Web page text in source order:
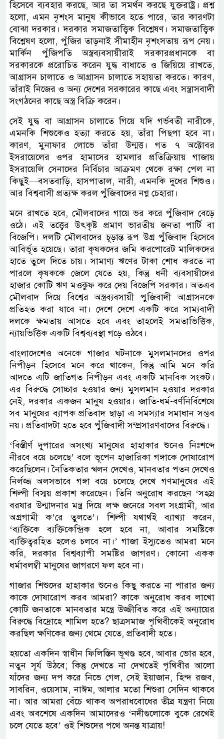
হিসেবে ব্যবহার করছে, আর তা সমর্থন করছে যুক্তরাষ্ট্র। প্রশ্ন
হলো, এমন নৃশংস মানুষ কীভাবে হতে পারে, তার কারণটা
বোঝা দরকার। দরকার সমাজতাত্ত্বিক বিশ্লেষণ। সমাজতাত্ত্বিক
বিশ্লেষণ হলো, পুঁজির তাড়নাই সীমাহীন নৃশংসতায় রূপ নেয়।
মার্কিন পুঁজিপতি অস্ত্রব্যবসায়ীরাই সরকারপ্রধানকে বা
সরকারকে প্ররোচিত করেন যুদ্ধ বাধাতে ও জিয়িয়ে রাখতে,
আগ্রাসন চালাতে ও আগ্রাসন চালাতে সহায়তা করতে। কারণ,
তাঁরাই নিজের ও অন্য দেশের সরকারের কাছে এবং সন্ত্রাসবাদী
সংগঠনের কাছে অস্ত্র বিক্রি করেন।
সেই যুদ্ধ বা আগ্রাসন চালাতে গিয়ে যদি গর্ভবতী নারীকে,
এমনকি শিশুকেও হত্যা করতে হয়, তাঁরা পিছপা হবে না।
কারণ, মুনাফার লোভে তাঁরা উন্মত্ত। গত ৭ অক্টোবর
ইসরায়েলের ওপর হামাসের হামলার প্রতিক্রিয়ায় গাজায়
ইসরায়েলি সেনাদের নির্বিচার আক্রমণ থেকে রক্ষা পেল না
কিছুই—বসতবাড়ি, হাসপাতাল, নারী, এমনকি দুধের শিশুও।
আর বিশ্ববাসী প্রত্যক্ষ করল পুঁজিবাদের নগ্ন চেহারা।
মনে রাখতে হবে, মৌলবাদের গায়ে ভর করে পুঁজিবাদ বেড়ে
ওঠে। এই তত্ত্বের উৎকৃষ্ট প্রমাণ ভারতীয় জনতা পার্টি বা
বিজেপি। দলটি মৌলবাদের চূড়ান্ত রূপ উগ্র পুঁজিবাদ হিসেবে
আবির্ভূত হয়েছে। তারা কৃষকদের জমি করপোরেট মালিকদের
হাতে তুলে দিতে চায়। সামাণ্য ঋণের টাকা শোধ করতে না
পারলে কৃষককে জেলে যেতে হয়, কিন্তু ধনী ব্যবসায়ীদের
হাজার কোটি ঋণ মওকুফ করে দেয় বিজেপি সরকার। অতএব
মৌলবাদ দিয়ে বিশ্বের অস্ত্রব্যবসায়ী পুজিবাদী আগ্রাসনকে
প্রতিহত করা যাবে না। দেশে দেশে একটি করে সাম্যবাদী
দলকে ক্ষমতায় আসতে হবে এবং তাহলেই সমতাভিত্তিক,
ন্যায়ভিত্তিক একটি বিশ্বব্যবস্থা গড়ে ওঠবে।
বাংলাদেশেও অনেকে গাজার ঘটনাকে মুসলমানদের ওপর
নিপীড়ন হিসেবে মনে করে থাকেন, কিন্তু আমি মনে করি
আদতে এটি জাতিগত নিপীড়ন এবং একটি মানবিক সংকট।
এর বিরুদ্ধে সোচ্চার হওয়ার জন্য মুসলমান হওয়ার দরকার
নেই, দরকার একজন মানুষ হওয়ার। জাতি-ধর্ম-বর্ণনির্বিশেষে
সব মানুষের ব্যাপক প্রতিবাদ ছাড়া এ সমস্যার সমাধান সম্ভব
নয়। প্রতিবাদটা হতে হবে পুঁজিবাদী সম্প্রসারণবাদের বিরুদ্ধে।
‘বিস্তীর্ণ দুপারের অসংখ্য মানুষের হাহাকার শুনেও নিঃশব্দে
নীরবে বয়ে চলেছে’ বলে ভূপেন হাজারিকা গঙ্গাকে দোষারোপ
করেছিলেন। নৈতিকতার স্খলন দেখেও, মানবতার পতন দেখেও
নির্লজ্জ অলসভাবে গঙ্গা বয়ে চলেছে দেখে গণমানুষের এই
শিল্পী বিস্ময় প্রকাশ করেছেন। তিনি অনুরোধ করছেন ‘সহস্র
বরষার উন্মাদনার মন্ত্র দিয়ে লক্ষ জনেরে সবল সংগ্রামী, আর
অগ্রগামী ক’রে তুলতে’। শিল্পী যথার্থই ব্যাখ্যা করেন,
‘ব্যক্তিকে ব্যক্তিকেন্দ্রিক হলে হবে না, আবার সমষ্টিকে
ব্যক্তিত্বরহিত হলেও চলবে না।’ গাজা ইস্যুতেও আমরা মনে
করি, দরকার বিশ্বব্যাপী সমষ্টির জাগরণ। কোনো একক
ধর্মাবলম্বী মানুষের জাগরণে ফল হবে না।
গাজার শিশুদের হাহাকার শুনেও কিছু করতে না পারার জন্য
কাকে দোষারোপ করব আমরা? কাকে অনুরোধ করব লাখো
কোটি জনতাকে মানবতার মন্ত্রে উজ্জীবিত করে এই অন্যায়ের
বিরুদ্ধে বিদ্রোহে শামিল হতে? ছাত্রসমাজ পৃথিবীকেই অনুরোধ
করছিল ক্ষণিকের জন্য থেমে যেতে, প্রতিবাদী হতে।
হয়তো একদিন স্বাধীন ফিলিস্তিন ভূখণ্ড হবে, আবার ভোর হবে,
নতুন সূর্য উঠবে; কিন্তু দেখতে না দেখতেই পৃথিবীর আলো
যাঁদের জন্য দপ করে নিভে গেল, সেই ইয়াজান, হিন্দ রজব,
সাবরিন, ওয়েসাম, নাঈম, আলার মতো শিশুরা সেদিন থাকবে
না। আর আমরা বেঁচে থাকব অপরাধবোধের তীব্র যন্ত্রণা নিয়ে
এবং অবশেষে একদিন আমাদেরও ‘নদীগুলোকে বুকে রেখেই
চলে যেতে হবে’ ওই শিশুদের পথে অনন্ত যাত্রায়!